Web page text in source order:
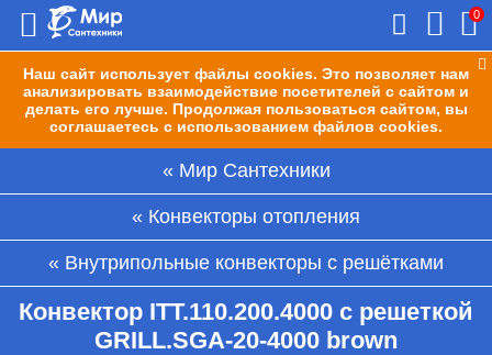
Наш сайт использует файлы cookies. Это позволяет нам
анализировать взаимодействие посетителей с сайтом и
делать его лучше. Продолжая пользоваться сайтом, вы
соглашаетесь с использованием файлов cookies.
0
Мир Сантехники
Конвекторы отопления
Внутрипольные конвекторы с решётками
Конвектор ITT.110.200.4000 с решеткой
GRILL.SGA-20-4000 brown